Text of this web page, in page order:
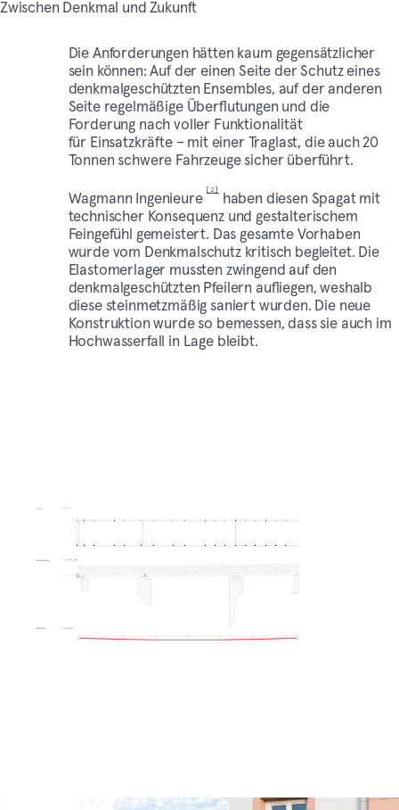
Zwischen Denkmal und Zukunft
Die Anforderungen hätten kaum gegensätzlicher
sein können: Auf der einen Seite der Schutz eines
denkmalgeschützten Ensembles, auf der anderen
Seite regelmäßige Überflutungen und die
Forderung nach voller Funktionalität
für Einsatzkräfte – mit einer Traglast, die auch 20
Tonnen schwere Fahrzeuge sicher überführt.
Wagmann Ingenieure[2] haben diesen Spagat mit
technischer Konsequenz und gestalterischem
Feingefühl gemeistert. Das gesamte Vorhaben
wurde vom Denkmalschutz kritisch begleitet. Die
Elastomerlager mussten zwingend auf den
denkmalgeschützten Pfeilern aufliegen, weshalb
diese steinmetzmäßig saniert wurden. Die neue
Konstruktion wurde so bemessen, dass sie auch im
Hochwasserfall in Lage bleibt.